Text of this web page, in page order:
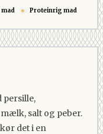
Proteinrig mad
persille,
salt og peber.
det i en